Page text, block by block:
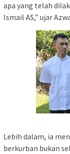
apa yang telah
Ismail AS,” ujar
‎Lebih dalam, ia
berkurban bukan